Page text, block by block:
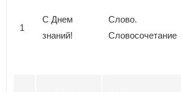
1
С Днем
знаний!
Слово.
Словосочетание